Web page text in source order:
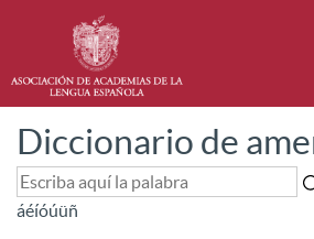
Diccionario de
áéíóúüñ